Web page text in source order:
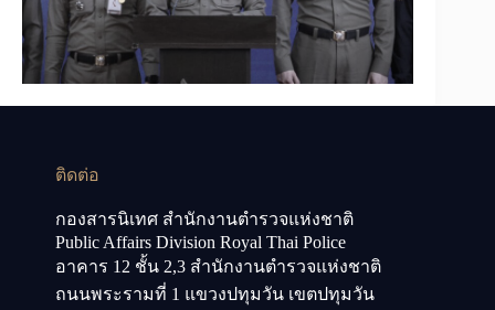
ติดต่อ
กองสารนิเทศ สำนักงานตำรวจแห่งชาติ
Public Affairs Division Royal Thai Police
อาคาร 12 ชั้น 2,3 สำนักงานตำรวจแห่งชาติ
ถนนพระรามที่ 1 แขวงปทุมวัน เขตปทุมวัน